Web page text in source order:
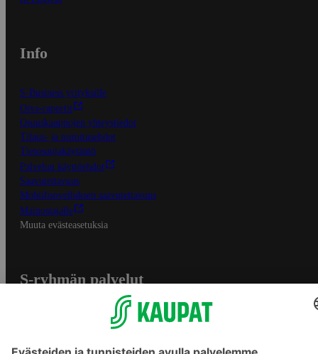
Info
S-Business yrityksille
Oiva-raportit
Osuuskauppojen yhteystiedot
Tilaus- ja toimitusehdot
Tietosuojakäytäntö
Palvelun käyttöehdot
Saavutettavuus
Mobiilisovelluksen saavutettavuus
Mainostajalle
Muuta evästeasetuksia
S-ryhmän palvelut